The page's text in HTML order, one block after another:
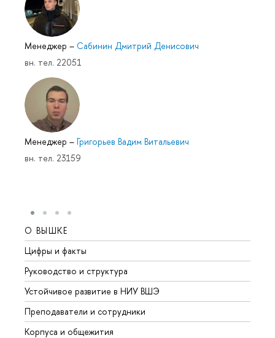
Менеджер – Сабинин Дмитрий Денисович
вн. тел. 22051
Менеджер – Григорьев Вадим Витальевич
вн. тел. 23159
О ВЫШКЕ
Цифры и факты
Руководство и структура
Устойчивое развитие в НИУ ВШЭ
Преподаватели и сотрудники
Корпуса и общежития